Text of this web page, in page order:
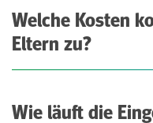
Welche Kosten
Eltern zu?
Wie läuft die